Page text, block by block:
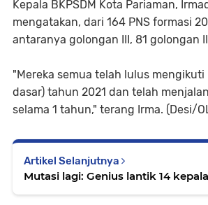
Kepala BKPSDM Kota Pariaman,
mengatakan, dari 164 PNS formasi
antaranya golongan III, 81 golongan
"Mereka semua telah lulus
dasar) tahun 2021 dan telah
selama 1 tahun," terang Irma. (Desi/
Artikel Selanjutnya
Mutasi lagi: Genius lantik 14